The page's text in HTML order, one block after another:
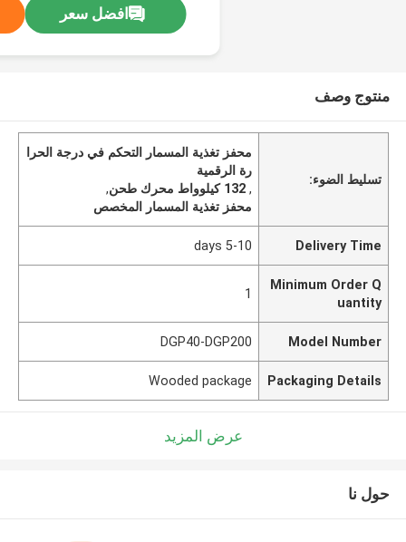
افضل سعر
منتوج وصف
تسليط الضوء:
محفز تغذية المسمار التحكم في درجة الحرا
رة الرقمية
,132 كيلوواط محرك طحن
,
محفز تغذية المسمار المخصص
Delivery Time
5-10 days
Minimum Order Q
uantity
1
Model Number
DGP40-DGP200
Packaging Details
Wooded package
عرض المزيد
حول نا